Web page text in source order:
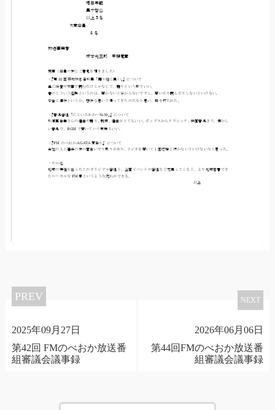
PREV
2025年09月27日
第42回 FMのべおか放送番
組審議会議事録
NEXT
2026年06月06日
第44回FMのべおか放送番
組審議会議事録